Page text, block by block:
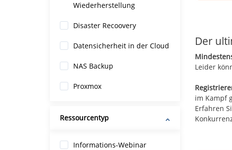
Wiederherstellung
Disaster Recoovery
Datensicherheit in der Cloud
NAS Backup
Proxmox
Ressourcentyp
Informations-Webinar
Der
Leider
im Kampf
Erfahren